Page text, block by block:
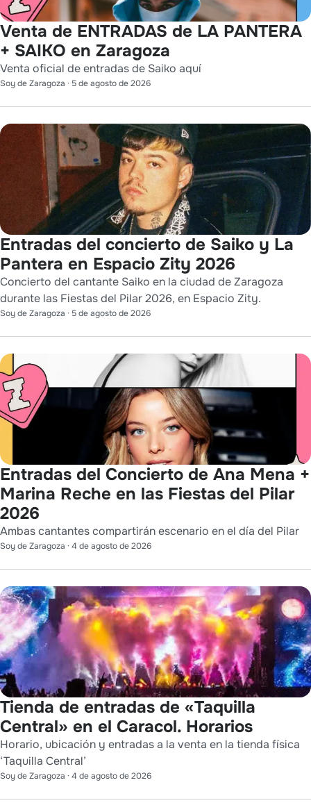
Venta de ENTRADAS de LA PANTERA
+ SAIKO en Zaragoza
Venta oficial de entradas de Saiko aquí
Soy de Zaragoza · 5 de agosto de 2026
Entradas del concierto de Saiko y La
Pantera en Espacio Zity 2026
Concierto del cantante Saiko en la ciudad de Zaragoza
durante las Fiestas del Pilar 2026, en Espacio Zity.
Soy de Zaragoza · 5 de agosto de 2026
Entradas del Concierto de Ana Mena +
Marina Reche en las Fiestas del Pilar
2026
Ambas cantantes compartirán escenario en el día del Pilar
Soy de Zaragoza · 4 de agosto de 2026
Tienda de entradas de «Taquilla
Central» en el Caracol. Horarios
Horario, ubicación y entradas a la venta en la tienda física
‘Taquilla Central’
Soy de Zaragoza · 4 de agosto de 2026